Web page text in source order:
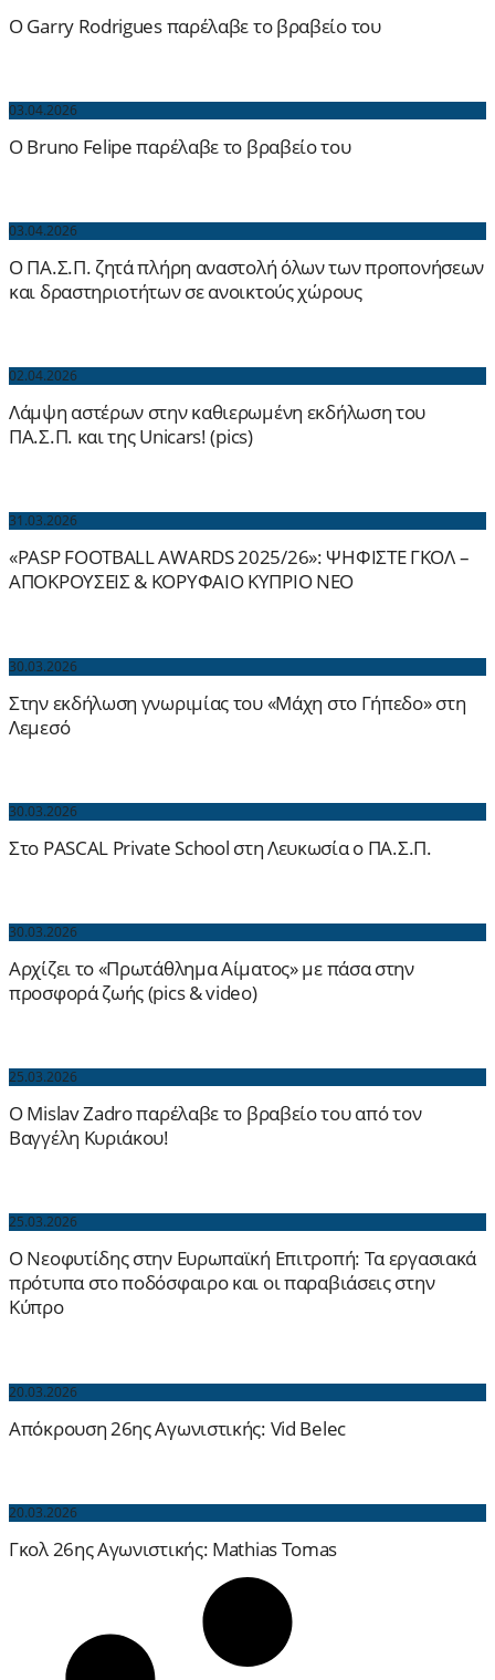
O Garry Rodrigues παρέλαβε το βραβείο του
03.04.2026
O Bruno Felipe παρέλαβε το βραβείο του
03.04.2026
Ο ΠΑ.Σ.Π. ζητά πλήρη αναστολή όλων των προπονήσεων
και δραστηριοτήτων σε ανοικτούς χώρους
02.04.2026
Λάμψη αστέρων στην καθιερωμένη εκδήλωση του
ΠΑ.Σ.Π. και της Unicars! (pics)
31.03.2026
«PASP FOOTBALL AWARDS 2025/26»: ΨΗΦΙΣΤΕ ΓΚΟΛ –
ΑΠΟΚΡΟΥΣΕΙΣ & ΚΟΡΥΦΑΙΟ ΚΥΠΡΙΟ ΝΕΟ
30.03.2026
Στην εκδήλωση γνωριμίας του «Μάχη στο Γήπεδο» στη
Λεμεσό
30.03.2026
Στο PASCAL Private School στη Λευκωσία ο ΠΑ.Σ.Π.
30.03.2026
Αρχίζει το «Πρωτάθλημα Αίματος» με πάσα στην
προσφορά ζωής (pics & video)
25.03.2026
Ο Mislav Zadro παρέλαβε το βραβείο του από τον
Βαγγέλη Κυριάκου!
25.03.2026
Ο Νεοφυτίδης στην Ευρωπαϊκή Επιτροπή: Τα εργασιακά
πρότυπα στο ποδόσφαιρο και οι παραβιάσεις στην
Κύπρο
20.03.2026
Απόκρουση 26ης Αγωνιστικής: Vid Belec
20.03.2026
Γκολ 26ης Αγωνιστικής: Mathias Tomas